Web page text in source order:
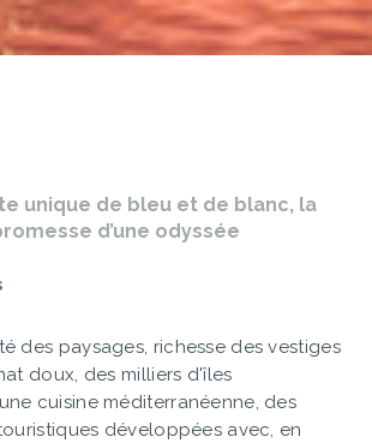
unique de bleu et de blanc, la
d’une odyssée
des paysages, richesse des vestiges
doux, des milliers d'îles
cuisine méditerranéenne, des
développées avec, en